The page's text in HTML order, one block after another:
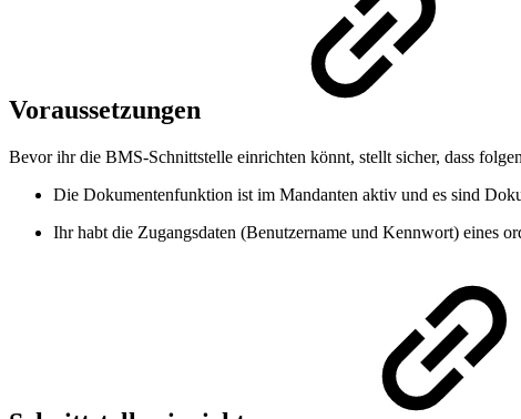
Voraussetzungen
Bevor ihr die BMS-Schnittstelle einrichten könnt, stellt sicher, dass
Die Dokumentenfunktion ist im Mandanten aktiv und es sind
Ihr habt die Zugangsdaten (Benutzername und Kennwort) eines